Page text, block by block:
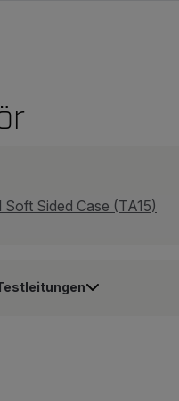
Soft Sided Case (TA15)